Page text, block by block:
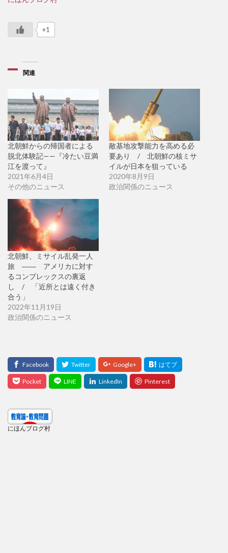
+1
関連
北朝鮮からの帰国者による
脱北体験記——『冷たい豆満
江を渡って』
2021年6月4日
その他のニュース
敵基地攻撃能力を高める必
要あり / 北朝鮮の核ミサ
イルが日本を狙っている
2020年8月9日
政治関係のニュース
北朝鮮、ミサイル乱発一人
旅 ―― アメリカに対す
るコンプレックスの裏返
し / 「近所とは遠く付き
合う」
2022年11月19日
政治関係のニュース
にほんブログ村